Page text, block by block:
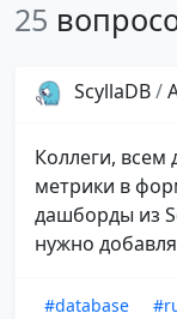
25
ScyllaDB/
Коллеги, всем
метрики в
дашборды из
нужно
#database